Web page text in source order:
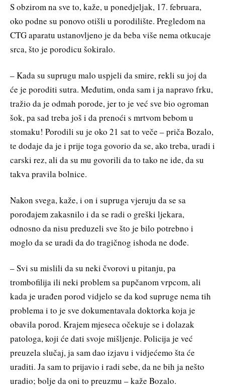
S obzirom na sve to, kaže, u ponedjeljak, 17. februara,
oko podne su ponovo otišli u porodilište. Pregledom na
CTG aparatu ustanovljeno je da beba više nema otkucaje
srca, što je porodicu šokiralo.
– Kada su suprugu malo uspjeli da smire, rekli su joj da
će je poroditi sutra. Međutim, onda sam i ja napravo frku,
tražio da je odmah porode, jer to je već sve bio ogroman
šok, pa sad treba još i da prenoći s mrtvom bebom u
stomaku! Porodili su je oko 21 sat to veče – priča Bozalo,
te dodaje da je i prije toga govorio da se, ako treba, uradi i
carski rez, ali da su mu govorili da to tako ne ide, da su
takva pravila bolnice.
Nakon svega, kaže, i on i supruga vjeruju da se sa
porođajem zakasnilo i da se radi o greški ljekara,
odnosno da nisu preduzeli sve što je bilo potrebno i
moglo da se uradi da do tragičnog ishoda ne dođe.
– Svi su mislili da su neki čvorovi u pitanju, pa
trombofilija ili neki problem sa pupčanom vrpcom, ali
kada je urađen porod vidjelo se da kod supruge nema tih
problema i to je sve dokumentavala doktorka koja je
obavila porod. Krajem mjeseca očekuje se i dolazak
patologa, koji će dati svoje mišljenje. Policija je već
preuzela slučaj, ja sam dao izjavu i vidjećemo šta će
uraditi. Ja sam to prijavio i radi sebe, da ne bih ja nešto
uradio; bolje da oni to preuzmu – kaže Bozalo.